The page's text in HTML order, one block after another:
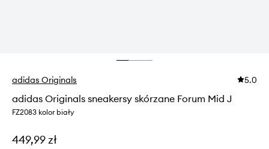
adidas Originals 5.0
adidas Originals sneakersy skórzane Forum Mid J
FZ2083 kolor biały
449,99 zł